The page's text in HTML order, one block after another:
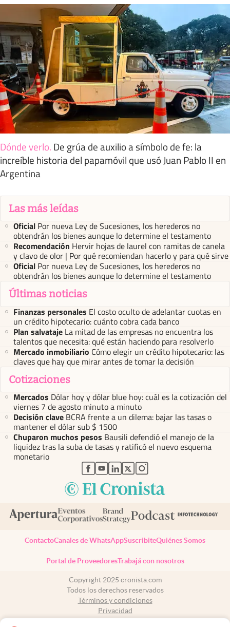
Dónde verlo. De grúa de auxilio a símbolo de fe: la
increíble historia del papamóvil que usó Juan Pablo II en
Argentina
Las más leídas
Oficial Por nueva Ley de Sucesiones, los herederos no
obtendrán los bienes aunque lo determine el testamento
Recomendación Hervir hojas de laurel con ramitas de canela
y clavo de olor | Por qué recomiendan hacerlo y para qué sirve
Oficial Por nueva Ley de Sucesiones, los herederos no
obtendrán los bienes aunque lo determine el testamento
Últimas noticias
Finanzas personales El costo oculto de adelantar cuotas en
un crédito hipotecario: cuánto cobra cada banco
Plan salvataje La mitad de las empresas no encuentra los
talentos que necesita: qué están haciendo para resolverlo
Mercado inmobiliario Cómo elegir un crédito hipotecario: las
claves que hay que mirar antes de tomar la decisión
Cotizaciones
Mercados Dólar hoy y dólar blue hoy: cuál es la cotización del
viernes 7 de agosto minuto a minuto
Decisión clave BCRA frente a un dilema: bajar las tasas o
mantener el dólar sub $ 1500
Chuparon muchos pesos Bausili defendió el manejo de la
liquidez tras la suba de tasas y ratificó el nuevo esquema
monetario
abre en nueva pestaña
abre en nueva pestaña
abre en nueva pestaña
abre en nueva pestaña
abre en nueva pestaña
ContactoCanales de WhatsAppSuscribiteQuiénes Somos
Portal de ProveedoresTrabajá con nosotros
Copyright 2025 cronista.com
Todos los derechos reservados
Términos y condiciones
Privacidad